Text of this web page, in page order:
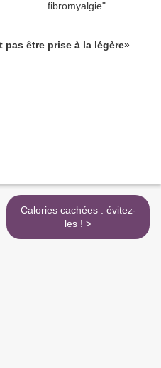
pas être prise à la légère»
Calories cachées : évitez-
les ! >